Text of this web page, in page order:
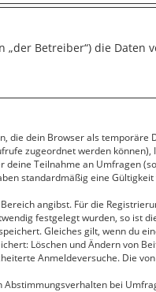
Betreiber“) die Daten
die dein Browser als temporäre
zugeordnet werden
Teilnahme an Umfragen
standardmäßig eine
angibst. Für die
festgelegt wurden, so ist
Gleiches gilt, wenn du
Löschen und Ändern von
Anmeldeversuche. Die
bei